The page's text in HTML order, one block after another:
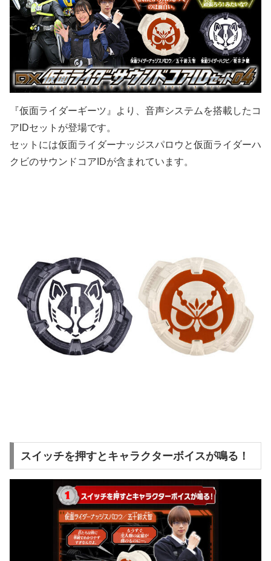
『仮面ライダーギーツ』より、音声システムを搭載したコ
アIDセットが登場です。
セットには仮面ライダーナッジスパロウと仮面ライダーハ
クビのサウンドコアIDが含まれています。
スイッチを押すとキャラクターボイスが鳴る！